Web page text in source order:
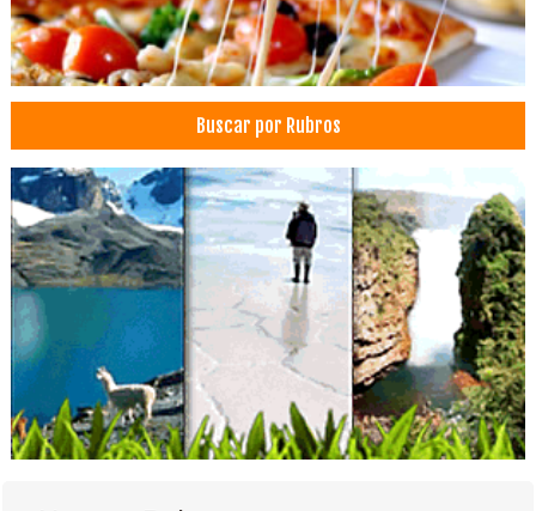
Buscar por Rubros